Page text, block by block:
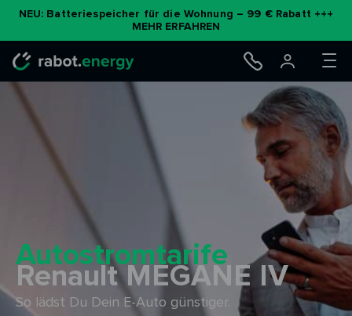
NEU: Batteriespeicher für die Wohnung – 99 € Rabatt +++
MEHR ERFAHREN
Autostromtarife
Renault MEGANE IV
So lädst Du Dein E-Auto günstiger.
Zum
Inhalt
springen